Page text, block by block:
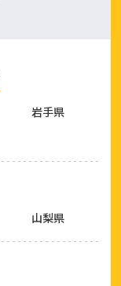
岩手県
山梨県